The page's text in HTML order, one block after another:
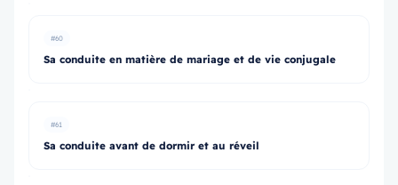
#60
Sa conduite en matière de mariage et de vie conjugale
#61
Sa conduite avant de dormir et au réveil